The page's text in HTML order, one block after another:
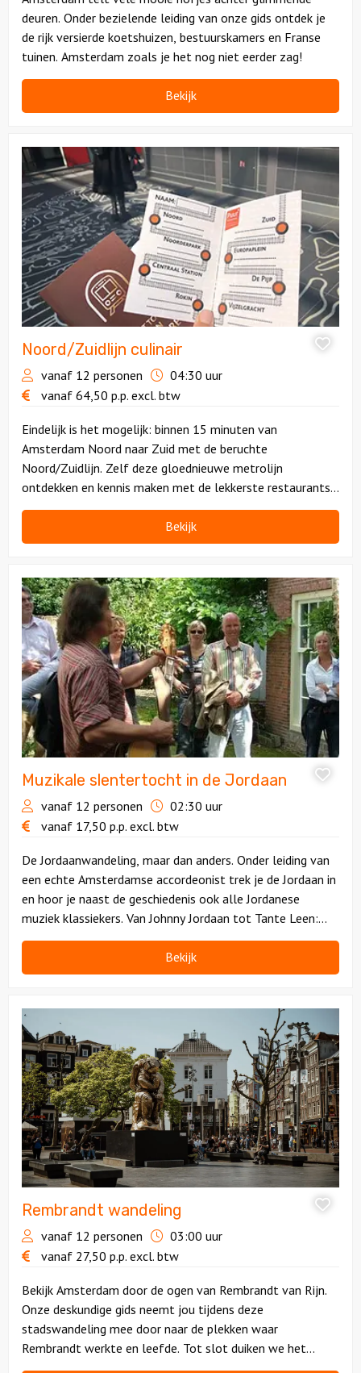
deuren. Onder bezielende leiding van onze gids ontdek je
de rijk versierde koetshuizen, bestuurskamers en Franse
tuinen. Amsterdam zoals je het nog niet eerder zag!
Bekijk
Bekijk
Noord/Zuidlijn
culinair
Noord/Zuidlijn culinair
vanaf 12 personen
04:30 uur
vanaf 64,50 p.p. excl. btw
Eindelijk is het mogelijk: binnen 15 minuten van
Amsterdam Noord naar Zuid met de beruchte
Noord/Zuidlijn. Zelf deze gloednieuwe metrolijn
ontdekken en kennis maken met de lekkerste restaurants
op de route? Boek dan dit dynamische uitje!
Bekijk
Bekijk
Muzikale
slentertocht
Jordaan
Muzikale slentertocht in de Jordaan
vanaf 12 personen
02:30 uur
vanaf 17,50 p.p. excl. btw
De Jordaanwandeling, maar dan anders. Onder leiding van
een echte Amsterdamse accordeonist trek je de Jordaan in
en hoor je naast de geschiedenis ook alle Jordanese
muziek klassiekers. Van Johnny Jordaan tot Tante Leen:
haak in en zing gezellig mee.
Bekijk
Rembrandt
wandeling
Rembrandt wandeling
vanaf 12 personen
03:00 uur
vanaf 27,50 p.p. excl. btw
Bekijk Amsterdam door de ogen van Rembrandt van Rijn.
Onze deskundige gids neemt jou tijdens deze
stadswandeling mee door naar de plekken waar
Rembrandt werkte en leefde. Tot slot duiken we het
Rembrandthuis in. Leerzaam en inspirerend!